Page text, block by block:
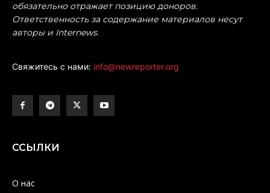
обязательно отражает позицию доноров.
Ответственность за содержание материалов несут
авторы и Internews.
Свяжитесь с нами: info@newreporter.org
ССЫЛКИ
О нас